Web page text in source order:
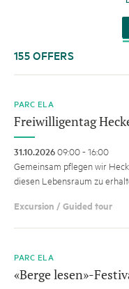
155 OFFERS
PARC ELA
Freiwilligentag
31.10.202609:00 - 16:00
Gemeinsam pflegen wir
diesen Lebensraum zu
Excursion / Guided tour
PARC ELA
«Berge lesen»-